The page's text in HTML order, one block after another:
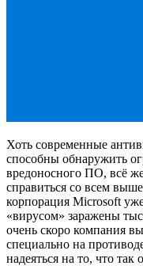
Хоть современные
способны обнаружить
вредоносного ПО, всё
справиться со всем
корпорация Microsoft
«вирусом» заражены
очень скоро компания
специально на
надеяться на то, что так